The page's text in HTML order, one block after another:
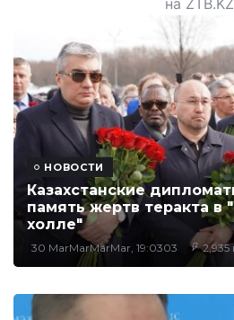
на
НОВОСТИ
Казахстанские
память жертв теракта в
холле"
30 MarMarMarMar, 19:0303